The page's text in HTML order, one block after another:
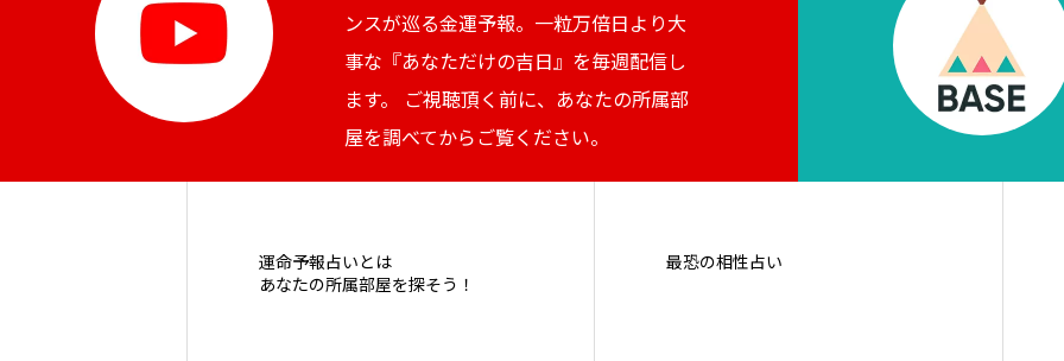
ンスが巡る金運予報。一粒万倍日より大
事な『あなただけの吉日』を毎週配信し
ます。 ご視聴頂く前に、あなたの所属部
屋を調べてからご覧ください。
運命予報占いとは
あなたの所属部屋を探そう！
最恐の相性占い